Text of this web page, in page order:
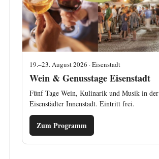
19.–23. August 2026 · Eisenstadt
Wein & Genusstage Eisenstadt
Fünf Tage Wein, Kulinarik und Musik in der
Eisenstädter Innenstadt. Eintritt frei.
Zum Programm